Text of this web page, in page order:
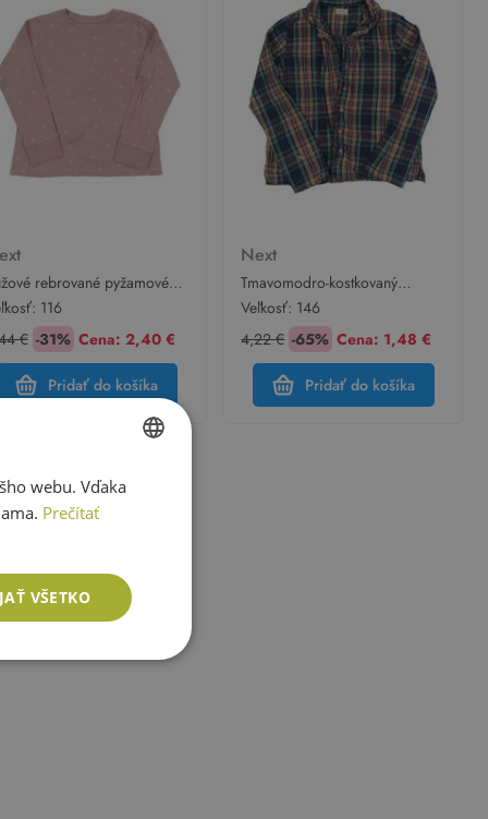
rebrované pyžamové
s kvietkami Next
116
€ -31% Cena: 2,40 €
Pridať do košíka
Next
Tmavomodro-kostkovaný
pyžamový kabátek Next
Veľkosť: 146
4,22 € -65% Cena: 1,48 €
Pridať do košíka
SLOVAK
ENGLISH
webu. Vďaka
Prečítať
VŠETKO